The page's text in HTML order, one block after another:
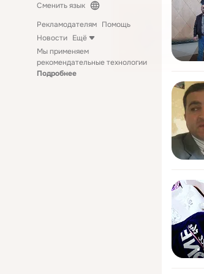
Сменить язык
Рекламодателям Помощь
Новости Ещё
Мы применяем
рекомендательные технологии
Подробнее